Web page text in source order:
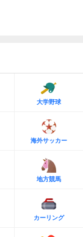
大学野球
海外サッカー
地方競馬
カーリング